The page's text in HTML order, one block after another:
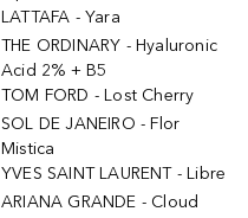
LATTAFA - Yara
THE ORDINARY - Hyaluronic
Acid 2% + B5
TOM FORD - Lost Cherry
SOL DE JANEIRO - Flor
Mistica
YVES SAINT LAURENT - Libre
ARIANA GRANDE - Cloud